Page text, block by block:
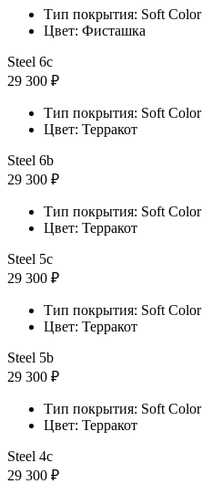
Тип покрытия: Soft Color
Цвет: Фисташка
Steel 6с
29 300 ₽
Тип покрытия: Soft Color
Цвет: Терракот
Steel 6b
29 300 ₽
Тип покрытия: Soft Color
Цвет: Терракот
Steel 5с
29 300 ₽
Тип покрытия: Soft Color
Цвет: Терракот
Steel 5b
29 300 ₽
Тип покрытия: Soft Color
Цвет: Терракот
Steel 4с
29 300 ₽